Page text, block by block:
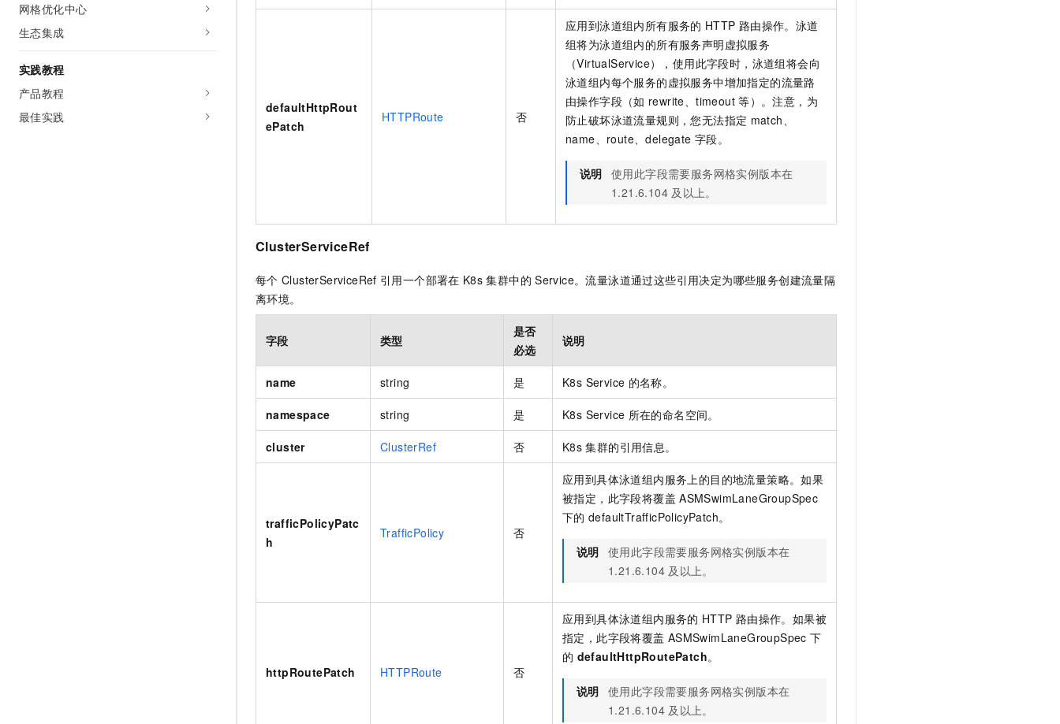
网格优化中心
生态集成
实践教程
产品教程
最佳实践
defaultHttpRout
ePatch
HTTPRoute 否
应用到泳道组内所有服务的 HTTP 路由操作。泳道
组将为泳道组内的所有服务声明虚拟服务
（VirtualService），使用此字段时，泳道组将会向
泳道组内每个服务的虚拟服务中增加指定的流量路
由操作字段（如 rewrite、timeout 等）。注意，为
防止破坏泳道流量规则，您无法指定 match、
name、route、delegate 字段。
说明 使用此字段需要服务网格实例版本在
1.21.6.104 及以上。
ClusterServiceRef
每个 ClusterServiceRef 引用一个部署在 K8s 集群中的 Service。流量泳道通过这些引用决定为哪些服务创建流量隔
离环境。
字段 类型
是否
必选
说明
name string 是 K8s Service 的名称。
namespace string 是 K8s Service 所在的命名空间。
cluster ClusterRef 否 K8s 集群的引用信息。
trafficPolicyPatc
h
TrafficPolicy 否
应用到具体泳道组内服务上的目的地流量策略。如果
被指定，此字段将覆盖 ASMSwimLaneGroupSpec
下的 defaultTrafficPolicyPatch。
说明 使用此字段需要服务网格实例版本在
1.21.6.104 及以上。
httpRoutePatch HTTPRoute 否
应用到具体泳道组内服务的 HTTP 路由操作。如果被
指定，此字段将覆盖 ASMSwimLaneGroupSpec 下
的 defaultHttpRoutePatch。
说明 使用此字段需要服务网格实例版本在
1.21.6.104 及以上。